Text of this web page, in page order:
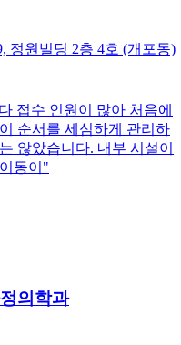
정원빌딩 2층 4호 (개포동)
접수 인원이 많아 처음에
순서를 세심하게 관리하
않았습니다. 내부 시설이
동이 "
의학과